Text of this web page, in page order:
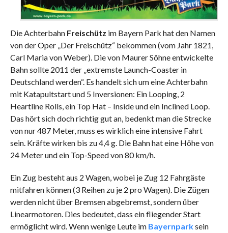
Die Achterbahn Freischütz im Bayern Park hat den Namen
von der Oper „Der Freischütz“ bekommen (vom Jahr 1821,
Carl Maria von Weber). Die von Maurer Söhne entwickelte
Bahn sollte 2011 der „extremste Launch-Coaster in
Deutschland werden“. Es handelt sich um eine Achterbahn
mit Katapultstart und 5 Inversionen: Ein Looping, 2
Heartline Rolls, ein Top Hat – Inside und ein Inclined Loop.
Das hört sich doch richtig gut an, bedenkt man die Strecke
von nur 487 Meter, muss es wirklich eine intensive Fahrt
sein. Kräfte wirken bis zu 4,4 g. Die Bahn hat eine Höhe von
24 Meter und ein Top-Speed von 80 km/h.
Ein Zug besteht aus 2 Wagen, wobei je Zug 12 Fahrgäste
mitfahren können (3 Reihen zu je 2 pro Wagen). Die Zügen
werden nicht über Bremsen abgebremst, sondern über
Linearmotoren. Dies bedeutet, dass ein fliegender Start
ermöglicht wird. Wenn wenige Leute im Bayernparksein